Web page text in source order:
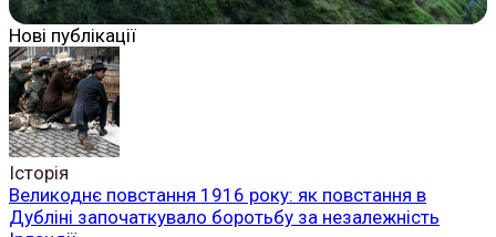
Нові публікації
Історія
Великоднє повстання 1916 року: як повстання в
Дубліні започаткувало боротьбу за незалежність